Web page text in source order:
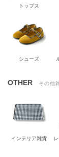
トップス
シューズ
OTHER その他
インテリア雑貨